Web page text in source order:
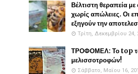
Βέλτιστη θεραπεία με
χωρίς απώλειες. Οι
εξηγούν την
Τρίτη, Δεκεμβρίου 24,
ΤΡΟΦΟΜΕΛ: Το top
μελισσοτροφών!
Σάββατο, Μαΐου 16,